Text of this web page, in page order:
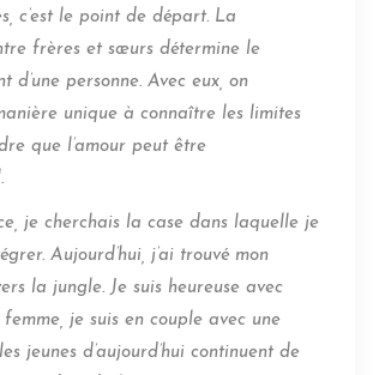
c’est le point de départ. La
frères et sœurs détermine le
d’une personne. Avec eux, on
unique à connaître les limites
que l’amour peut être
je cherchais la case dans laquelle je
Aujourd’hui, j’ai trouvé mon
la jungle. Je suis heureuse avec
je suis en couple avec une
jeunes d’aujourd’hui continuent de